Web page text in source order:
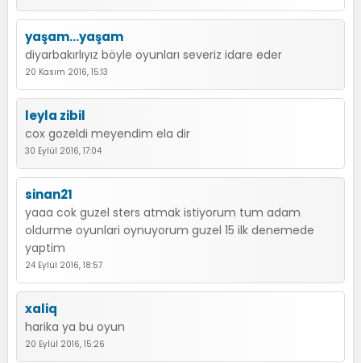
yaşam...yaşam
diyarbakırlıyız böyle oyunları severiz idare eder
20 Kasım 2016, 15:13
leyla zibil
cox gozeldi meyendim ela dir
30 Eylül 2016, 17:04
sinan21
yaaa cok guzel sters atmak istiyorum tum adam
oldurme oyunlari oynuyorum guzel 15 ilk denemede
yaptim
24 Eylül 2016, 18:57
xaliq
harika ya bu oyun
20 Eylül 2016, 15:26